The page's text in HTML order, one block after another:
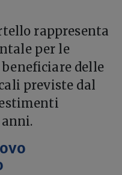
rappresenta
per le
delle
previste dal